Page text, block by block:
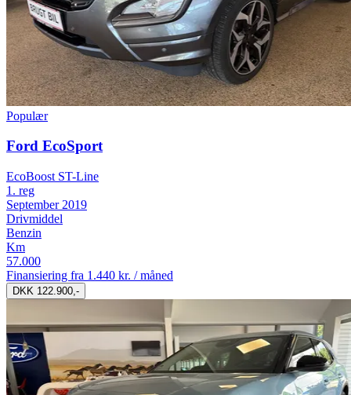
Populær
Ford EcoSport
EcoBoost ST-Line
1. reg
September 2019
Drivmiddel
Benzin
Km
57.000
Finansiering fra 1.440 kr. / måned
DKK 122.900,-